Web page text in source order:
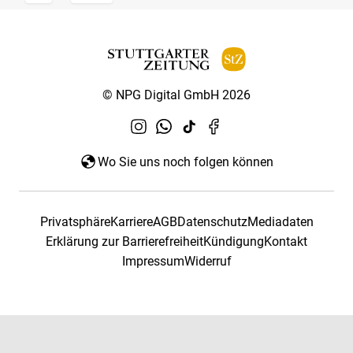
© NPG Digital GmbH 2026
Wo Sie uns noch folgen können
PrivatsphäreKarriereAGBDatenschutzMediadaten
Erklärung zur BarrierefreiheitKündigungKontakt
ImpressumWiderruf